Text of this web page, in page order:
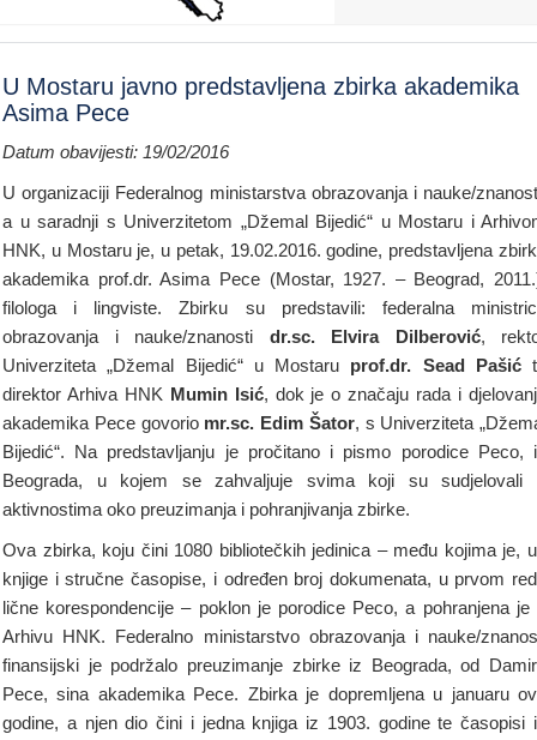
U Mostaru javno predstavljena zbirka akademika
Asima Pece
Datum obavijesti: 19/02/2016
U organizaciji Federalnog ministarstva obrazovanja i nauke/
a u saradnji s Univerzitetom „Džemal Bijedić“ u Mostaru i
HNK, u Mostaru je, u petak, 19.02.2016. godine, predstavljena
akademika prof.dr. Asima Pece (Mostar, 1927. – Beograd,
filologa i lingviste. Zbirku su predstavili: federalna
obrazovanja i nauke/znanosti dr.sc. Elvira Dilberović,
Univerziteta „Džemal Bijedić“ u Mostaru prof.dr. Sead Pašić
direktor Arhiva HNK Mumin Isić, dok je o značaju rada i
akademika Pece govorio mr.sc. Edim Šator, s Univerziteta
Bijedić“. Na predstavljanju je pročitano i pismo porodice Peco,
Beograda, u kojem se zahvaljuje svima koji su sudjelovali
aktivnostima oko preuzimanja i pohranjivanja zbirke.
Ova zbirka, koju čini 1080 bibliotečkih jedinica – među kojima je,
knjige i stručne časopise, i određen broj dokumenata, u prvom
lične korespondencije – poklon je porodice Peco, a pohranjena je
Arhivu HNK. Federalno ministarstvo obrazovanja i nauke/
finansijski je podržalo preuzimanje zbirke iz Beograda, od
Pece, sina akademika Pece. Zbirka je dopremljena u januaru
godine, a njen dio čini i jedna knjiga iz 1903. godine te časopisi